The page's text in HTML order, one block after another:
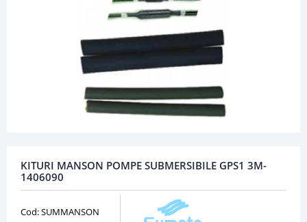
KITURI MANSON POMPE SUBMERSIBILE GPS1 3M-
1406090
Cod: SUMMANSON